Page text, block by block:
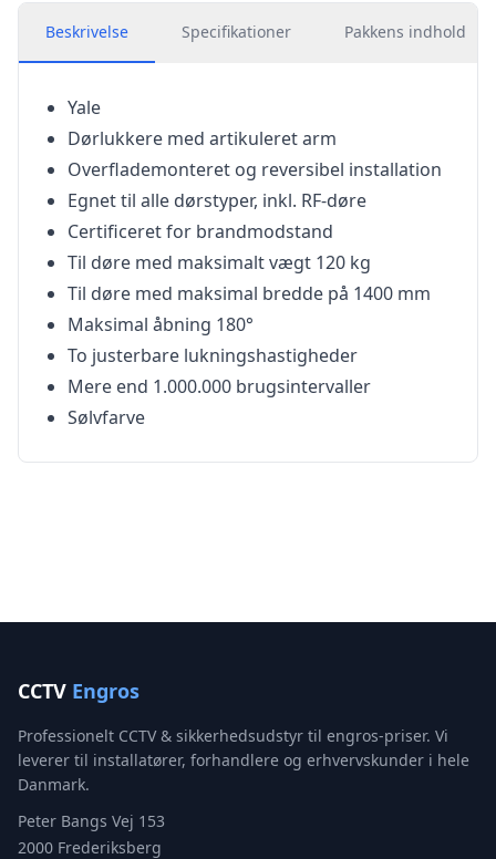
Beskrivelse Specifikationer Pakkens indhold
Yale
Dørlukkere med artikuleret arm
Overflademonteret og reversibel installation
Egnet til alle dørstyper, inkl. RF-døre
Certificeret for brandmodstand
Til døre med maksimalt vægt 120 kg
Til døre med maksimal bredde på 1400 mm
Maksimal åbning 180°
To justerbare lukningshastigheder
Mere end 1.000.000 brugsintervaller
Sølvfarve
CCTV Engros
Professionelt CCTV & sikkerhedsudstyr til engros-priser. Vi
leverer til installatører, forhandlere og erhvervskunder i hele
Danmark.
Peter Bangs Vej 153
2000 Frederiksberg